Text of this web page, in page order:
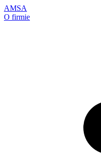
AMSA
O firmie